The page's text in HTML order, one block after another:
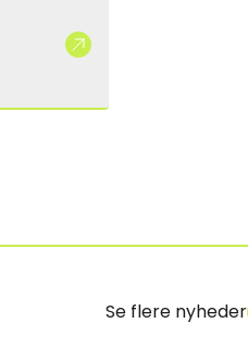
Se flere nyheder